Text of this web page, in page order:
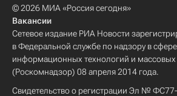
© 2026 МИА «Россия сегодня»
Вакансии
Сетевое издание РИА Новости
в Федеральной службе по надзору в
информационных технологий и
(Роскомнадзор) 08 апреля 2014 года.
Свидетельство о регистрации Эл №